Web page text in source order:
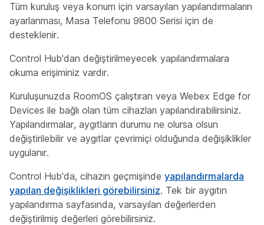
Tüm kuruluş veya konum için varsayılan yapılandırmaların
ayarlanması, Masa Telefonu 9800 Serisi için de
desteklenir.
Control Hub'dan değiştirilmeyecek yapılandırmalara
okuma erişiminiz vardır.
Kuruluşunuzda RoomOS çalıştıran veya Webex Edge for
Devices ile bağlı olan tüm cihazları yapılandırabilirsiniz.
Yapılandırmalar, aygıtların durumu ne olursa olsun
değiştirilebilir ve aygıtlar çevrimiçi olduğunda değişiklikler
uygulanır.
Control Hub'da, cihazın geçmişinde yapılandırmalarda
yapılan değişiklikleri görebilirsiniz. Tek bir aygıtın
yapılandırma sayfasında, varsayılan değerlerden
değiştirilmiş değerleri görebilirsiniz.